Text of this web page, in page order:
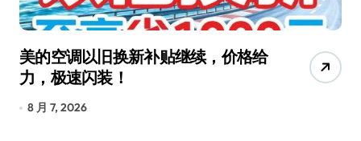
美的空调以旧换新补贴继续，价格给
力，极速闪装！
8 月 7, 2026